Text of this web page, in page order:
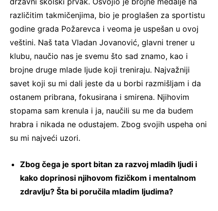
različitim takmičenjima, bio je proglašen za sportistu
godine grada Požarevca i veoma je uspešan u ovoj
veštini. Naš tata Vladan Jovanović, glavni trener u
klubu, naučio nas je svemu što sad znamo, kao i
brojne druge mlade ljude koji treniraju. Najvažniji
savet koji su mi dali jeste da u borbi razmišljam i da
ostanem pribrana, fokusirana i smirena. Njihovim
stopama sam krenula i ja, naučili su me da budem
hrabra i nikada ne odustajem. Zbog svojih uspeha oni
su mi najveći uzori.
Zbog čega je sport bitan za razvoj mladih ljudi i
kako doprinosi njihovom fizičkom i mentalnom
zdravlju? Šta bi poručila mladim ljudima?